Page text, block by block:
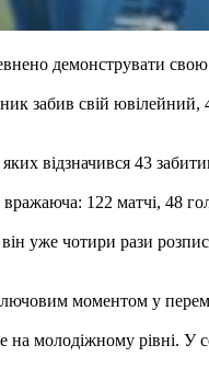
демонструвати
забив свій
відзначився 43
122 матчі, 48
уже чотири рази
моментом у
молодіжному рівні.